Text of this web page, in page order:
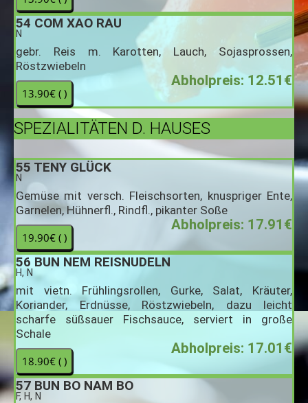
54 COM XAO RAU
N
gebr. Reis m. Karotten, Lauch, Sojasprossen,
Röstzwiebeln
Abholpreis: 12.51€
SPEZIALITÄTEN D. HAUSES
55 TENY GLÜCK
N
Gemüse mit versch. Fleischsorten, knuspriger Ente,
Garnelen, Hühnerfl., Rindfl., pikanter Soße
Abholpreis: 17.91€
56 BUN NEM REISNUDELN
H, N
mit vietn. Frühlingsrollen, Gurke, Salat, Kräuter,
Koriander, Erdnüsse, Röstzwiebeln, dazu leicht
scharfe süßsauer Fischsauce, serviert in große
Schale
Abholpreis: 17.01€
57 BUN BO NAM BO
F, H, N